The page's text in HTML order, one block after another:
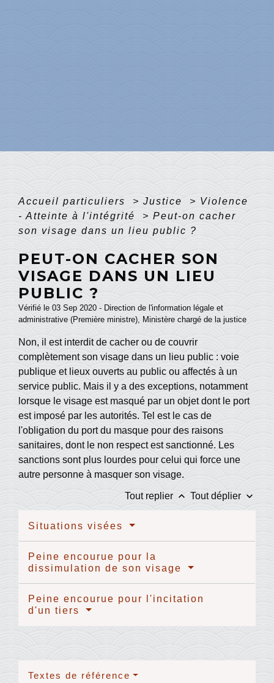
Accueil particuliers > Justice > Violence
- Atteinte à l'intégrité
> Peut-on cacher
son visage dans un lieu public ?
PEUT-ON CACHER SON
VISAGE DANS UN LIEU
PUBLIC ?
Vérifié le 03 Sep 2020 - Direction de l'information légale et
administrative (Première ministre), Ministère chargé de la justice
Non, il est interdit de cacher ou de couvrir
complètement son visage dans un lieu public : voie
publique et lieux ouverts au public ou affectés à un
service public. Mais il y a des exceptions, notamment
lorsque le visage est masqué par un objet dont le port
est imposé par les autorités. Tel est le cas de
l'obligation du port du masque pour des raisons
sanitaires, dont le non respect est sanctionné. Les
sanctions sont plus lourdes pour celui qui force une
autre personne à masquer son visage.
Tout replier keyboard_arrow_up Tout déplier keyboard_arrow_down
Situations visées
Peine encourue pour la
dissimulation de son visage
Peine encourue pour l'incitation
d'un tiers
Textes de référence